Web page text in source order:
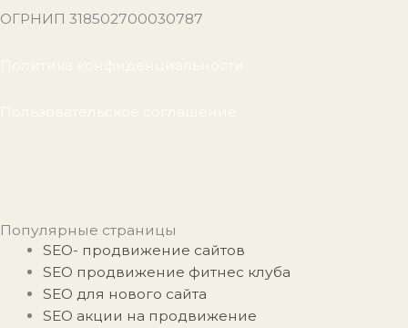
ОГРНИП 318502700030787
Политика конфиденциальности
Пользовательское соглашение
Популярные страницы
SEO- продвижение сайтов
SEO продвижение фитнес клуба
SEO для нового сайта
SEO акции на продвижение